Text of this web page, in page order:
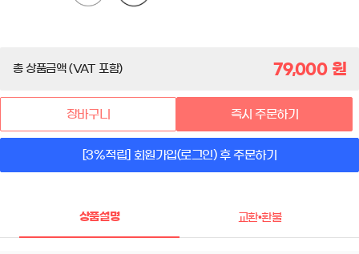
총 상품금액 (VAT 포함) 79,000원
장바구니 즉시 주문하기
[3%적립] 회원가입(로그인) 후 주문하기
상품설명 교환•환불